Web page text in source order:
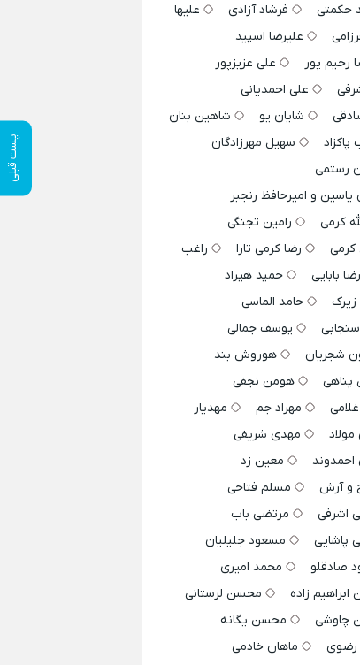
پست قبلی
حکمتی
فرشاد آزادی
علیها
علیرضا اسپید
رحیم پور
علی عزیزپور
علی احمدیانی
شایان یو
شاهین بنان
سهیل مهرزادگان
رستمی
یاسین و امیرحافظ رنجبر
کرمی
رامین تجنگی
کرمی
رضا کرمی تارا
راغب
بابایی
حمید هیراد
حامد الماسی
یوسف جمالی
شجریان
هوروش بند
هومن نجفی
مهراد جم
مهدیار
مهدی شریفی
معین زد
و آرش
مسلم فتاحی
اشرفی
مرتضی باب
پاشایی
مسعود جلیلیان
صادقلو
محمد امیری
زاده
محسن لرستانی
چاوشی
محسن یگانه
رضوی
ماهان خادمی